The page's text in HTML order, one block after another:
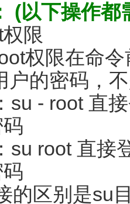
(以下操作
限
权限在命
户的密码，
su - root 直
su root 直接
的区别是su